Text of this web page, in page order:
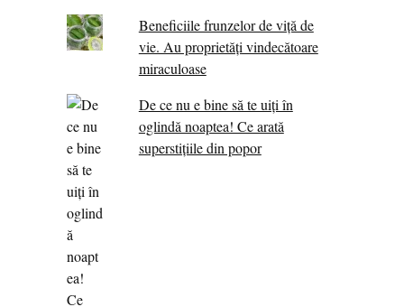
Beneficiile frunzelor de viță de
vie. Au proprietăţi vindecătoare
miraculoase
De ce nu e bine să te uiți în
oglindă noaptea! Ce arată
superstițiile din popor